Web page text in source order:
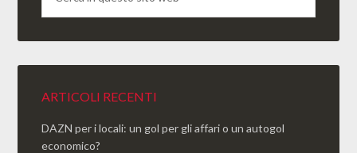
ARTICOLI RECENTI
DAZN per i locali: un gol per gli affari o un autogol
economico?